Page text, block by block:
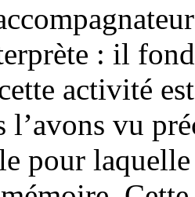
: il
activité
l’avons vu
pour